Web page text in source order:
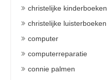
christelijke kinderboeken
christelijke luisterboeken
computer
computerreparatie
connie palmen